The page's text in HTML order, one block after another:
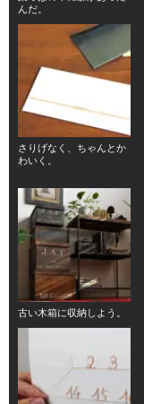
んだ。
さりげなく、ちゃんとか
わいく。
古い木箱に収納しよう。